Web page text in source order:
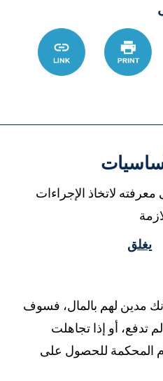
Print
Link
لاتخاذ الإجراءات
يغلق
لهم بالمال، فسوف
أو إذا تجاهلت
للحصول على